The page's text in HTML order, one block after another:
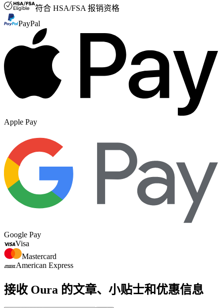
符合 HSA/FSA 报销资格
PayPal
Apple Pay
Google Pay
Visa
Mastercard
American Express
接收 Oura 的文章、小贴士和优惠信息